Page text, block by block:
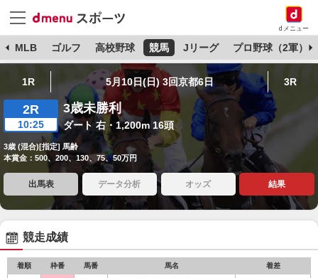
dメニュー
MLB ゴルフ 高校野球 競馬 Jリーグ プロ野球（2軍）
1R 5月10日(日) 3回京都6日 3R
2R
10:25
3歳未勝利
ダート 右・1,200m 16頭
3歳 (混合)[指定] 馬齢
本賞金：500、200、130、75、50万円
出馬表 データ分析 オッズ 結果
競走成績
着順 枠番 馬番 馬名 着差